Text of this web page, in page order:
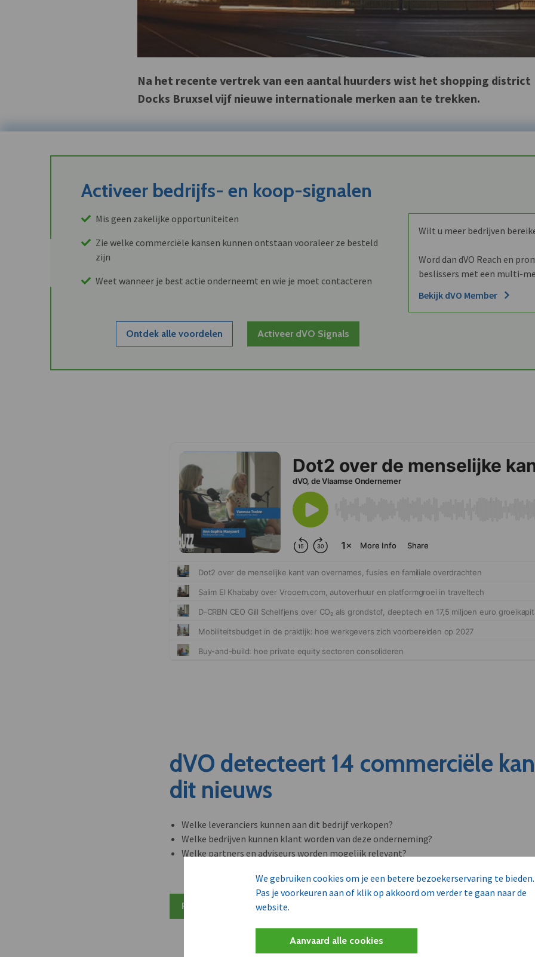
We gebruiken cookies om je een betere bezoekerservaring te bieden.
Pas je voorkeuren aan of klik op akkoord om verder te gaan naar de
website.
Aanvaard alle cookies
Na het recente vertrek van een aantal huurders wist het shopping district
Docks Bruxsel vijf nieuwe internationale merken aan te trekken.
Activeer bedrijfs- en koop-signalen
Mis geen zakelijke opportuniteiten
Zie welke commerciële kansen kunnen ontstaan vooraleer ze besteld
zijn
Weet wanneer je best actie onderneemt en wie je moet contacteren
Ontdek alle voordelen Activeer dVO Signals
Wilt u meer bedrijven
Word dan dVO Reach en
beslissers met een multi-
Bekijk dVO Member
dVO detecteert 14 commerciële
dit nieuws
Welke leveranciers kunnen aan dit bedrijf verkopen?
Welke bedrijven kunnen klant worden van deze onderneming?
Welke partners en adviseurs worden mogelijk relevant?
Plan 20 min inzicht